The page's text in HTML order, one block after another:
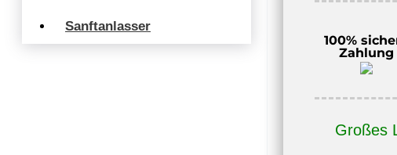
Sanftanlasser
100%
Zahlung
Großes